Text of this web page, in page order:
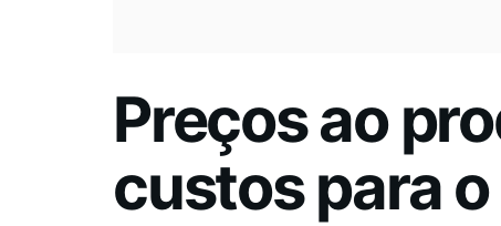
Preços ao
custos para